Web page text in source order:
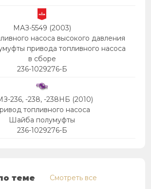
МАЗ-5549 (2003)
насоса высокого давления
привода топливного насоса
в сборе
236-1029276-Б
236, -238, -238НБ (2010)
топливного насоса
Шайба полумуфты
236-1029276-Б
теме Смотреть все